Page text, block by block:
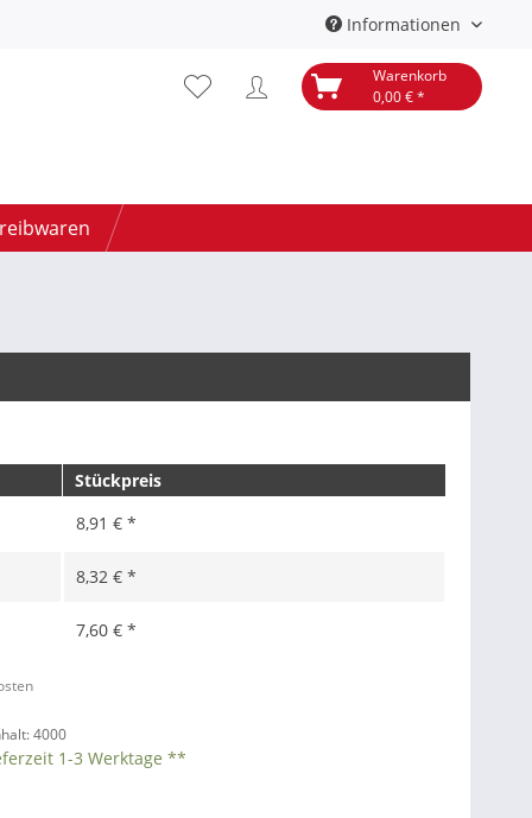
Informationen
Warenkorb
0,00 € *
Stückpreis
8,91 € *
8,32 € *
7,60 € *
4000
1-3 Werktage **